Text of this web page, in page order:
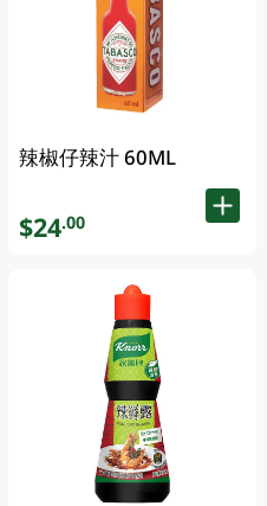
辣椒仔辣汁 60ML
$24.00